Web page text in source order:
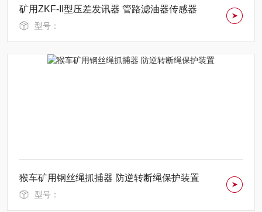
矿用ZKF-II型压差发讯器 管路滤油器传感器
型号：
猴车矿用钢丝绳抓捕器 防逆转断绳保护装置
型号：